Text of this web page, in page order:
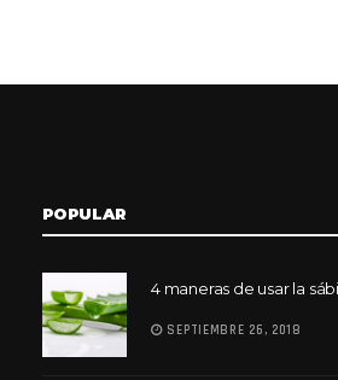
POPULAR
4 maneras de usar la
SEPTIEMBRE 26, 2018